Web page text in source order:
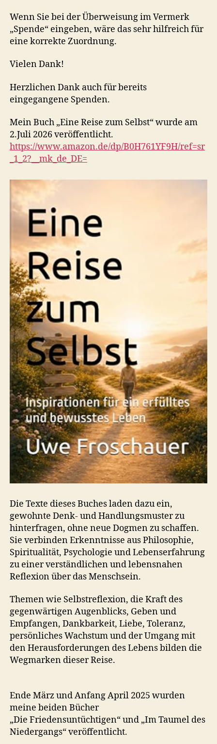
Wenn Sie bei der Überweisung im Vermerk
„Spende“ eingeben, wäre das sehr hilfreich für
eine korrekte Zuordnung.
Vielen Dank!
Herzlichen Dank auch für bereits
eingegangene Spenden.
Mein Buch „Eine Reise zum Selbst“ wurde am
2.Juli 2026 veröffentlicht.
https://www.amazon.de/dp/B0H761YF9H/ref=sr
_1_2?__mk_de_DE=
Die Texte dieses Buches laden dazu ein,
gewohnte Denk- und Handlungsmuster zu
hinterfragen, ohne neue Dogmen zu schaffen.
Sie verbinden Erkenntnisse aus Philosophie,
Spiritualität, Psychologie und Lebenserfahrung
zu einer verständlichen und lebensnahen
Reflexion über das Menschsein.
Themen wie Selbstreflexion, die Kraft des
gegenwärtigen Augenblicks, Geben und
Empfangen, Dankbarkeit, Liebe, Toleranz,
persönliches Wachstum und der Umgang mit
den Herausforderungen des Lebens bilden die
Wegmarken dieser Reise.
Ende März und Anfang April 2025 wurden
meine beiden Bücher
„Die Friedensuntüchtigen“ und „Im Taumel des
Niedergangs“ veröffentlicht.